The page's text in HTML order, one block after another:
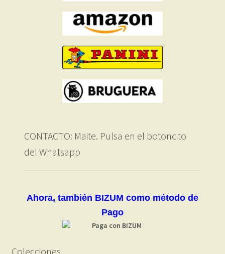
CONTACTO: Maite. Pulsa en el botoncito
del Whatsapp
Ahora, también BIZUM como método de
Pago
Colecciones